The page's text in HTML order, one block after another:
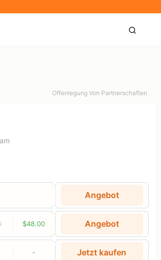
Offenlegung Von Partnerschaften
Angebot
$48.00 Angebot
- Jetzt kaufen